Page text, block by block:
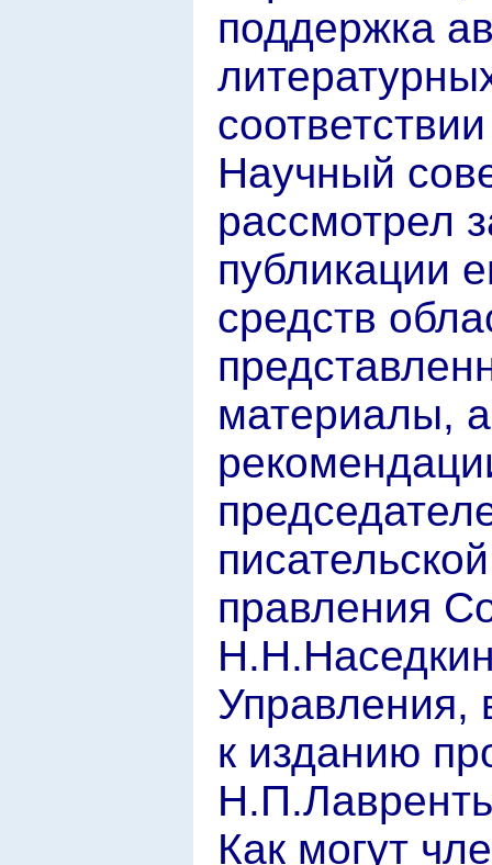
поддержка
Научный
рассмотрел
публикации
средств
материалы,
правления
Управления,
к изданию
Как могут